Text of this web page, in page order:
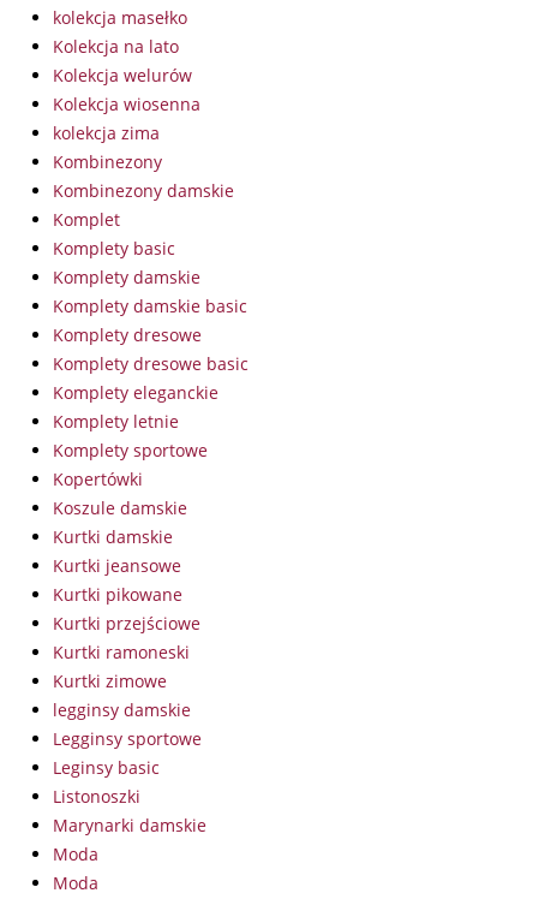
kolekcja masełko
Kolekcja na lato
Kolekcja welurów
Kolekcja wiosenna
kolekcja zima
Kombinezony
Kombinezony damskie
Komplet
Komplety basic
Komplety damskie
Komplety damskie basic
Komplety dresowe
Komplety dresowe basic
Komplety eleganckie
Komplety letnie
Komplety sportowe
Kopertówki
Koszule damskie
Kurtki damskie
Kurtki jeansowe
Kurtki pikowane
Kurtki przejściowe
Kurtki ramoneski
Kurtki zimowe
legginsy damskie
Legginsy sportowe
Leginsy basic
Listonoszki
Marynarki damskie
Moda
Moda